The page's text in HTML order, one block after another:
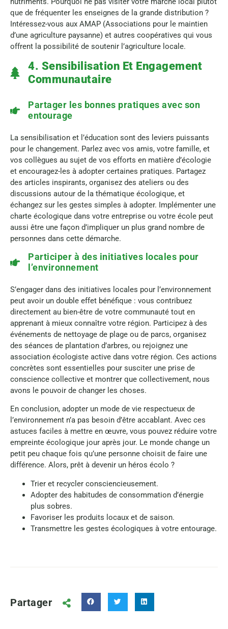
que de fréquenter les enseignes de la grande distribution ?
Intéressez-vous aux AMAP (Associations pour le maintien
d’une agriculture paysanne) et autres coopératives qui vous
offrent la possibilité de soutenir l’agriculture locale.
4. Sensibilisation Et Engagement
Communautaire
Partager les bonnes pratiques avec son
entourage
La sensibilisation et l’éducation sont des leviers puissants
pour le changement. Parlez avec vos amis, votre famille, et
vos collègues au sujet de vos efforts en matière d’écologie
et encouragez-les à adopter certaines pratiques. Partagez
des articles inspirants, organisez des ateliers ou des
discussions autour de la thématique écologique, et
échangez sur les gestes simples à adopter. Implémenter une
charte écologique dans votre entreprise ou votre école peut
aussi être une façon d’impliquer un plus grand nombre de
personnes dans cette démarche.
Participer à des initiatives locales pour
l’environnement
S’engager dans des initiatives locales pour l’environnement
peut avoir un double effet bénéfique : vous contribuez
directement au bien-être de votre communauté tout en
apprenant à mieux connaître votre région. Participez à des
événements de nettoyage de plage ou de parcs, organisez
des séances de plantation d’arbres, ou rejoignez une
association écologiste active dans votre région. Ces actions
concrètes sont essentielles pour susciter une prise de
conscience collective et montrer que collectivement, nous
avons le pouvoir de changer les choses.
En conclusion, adopter un mode de vie respectueux de
l’environnement n’a pas besoin d’être accablant. Avec ces
astuces faciles à mettre en œuvre, vous pouvez réduire votre
empreinte écologique jour après jour. Le monde change un
petit peu chaque fois qu’une personne choisit de faire une
différence. Alors, prêt à devenir un héros écolo ?
Trier et recycler consciencieusement.
Adopter des habitudes de consommation d’énergie
plus sobres.
Favoriser les produits locaux et de saison.
Transmettre les gestes écologiques à votre entourage.
Partager